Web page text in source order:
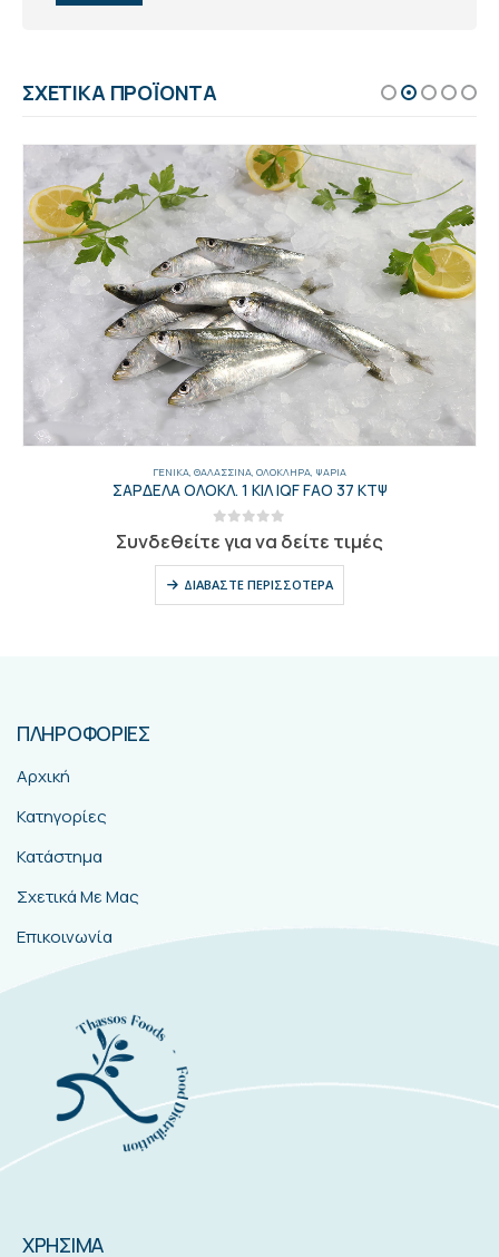
ΣΧΕΤΙΚΆ ΠΡΟΪΌΝΤΑ
ΓΕΝΙΚΑ, ΘΑΛΑΣΣΙΝΆ, ΟΛΌΚΛΗΡΑ, ΨΆΡΙΑ
ΣΑΡΔΕΛΑ ΟΛΟΚΛ. 1 ΚΙΛ IQF FAO 37 ΚΤΨ
out of 5
Συνδεθείτε για να δείτε τιμές
ΔΙΑΒΆΣΤΕ ΠΕΡΙΣΣΌΤΕΡΑ
ΠΛΗΡΟΦΟΡΙΕΣ
Αρχική
Κατηγορίες
Κατάστημα
Σχετικά Με Μας
Επικοινωνία
ΧΡΗΣΙΜΑ